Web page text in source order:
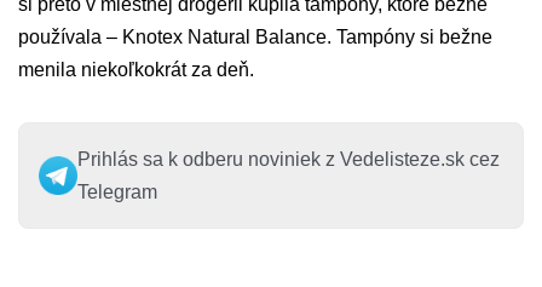
si preto v miestnej drogérii kúpila tampóny, ktoré bežne
používala – Knotex Natural Balance. Tampóny si bežne
menila niekoľkokrát za deň.
Prihlás sa k odberu noviniek z Vedelisteze.sk cez
Telegram